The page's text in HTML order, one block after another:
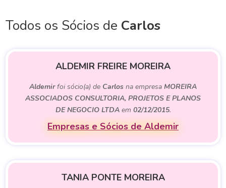
Todos os Sócios de Carlos
ALDEMIR FREIRE MOREIRA
Aldemirfoi sócio(a) de Carlos na empresa MOREIRA
ASSOCIADOS CONSULTORIA, PROJETOS E PLANOS
DE NEGOCIO LTDAem 02/12/2015.
Empresas e Sócios de Aldemir
TANIA PONTE MOREIRA